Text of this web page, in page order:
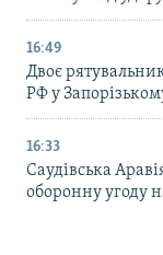
16:49
Двоє
РФ у
16:33
Саудівська
оборонну угоду